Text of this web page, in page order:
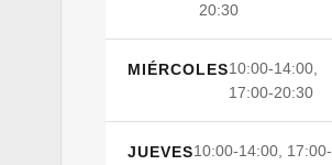
20:30
MIÉRCOLES10:00-14:00,
17:00-20:30
JUEVES10:00-14:00, 17:00-